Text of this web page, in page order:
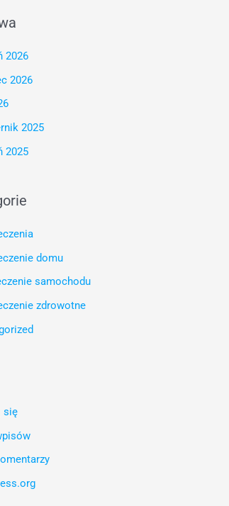
2026
2026
2025
2025
domu
samochodu
zdrowotne
się